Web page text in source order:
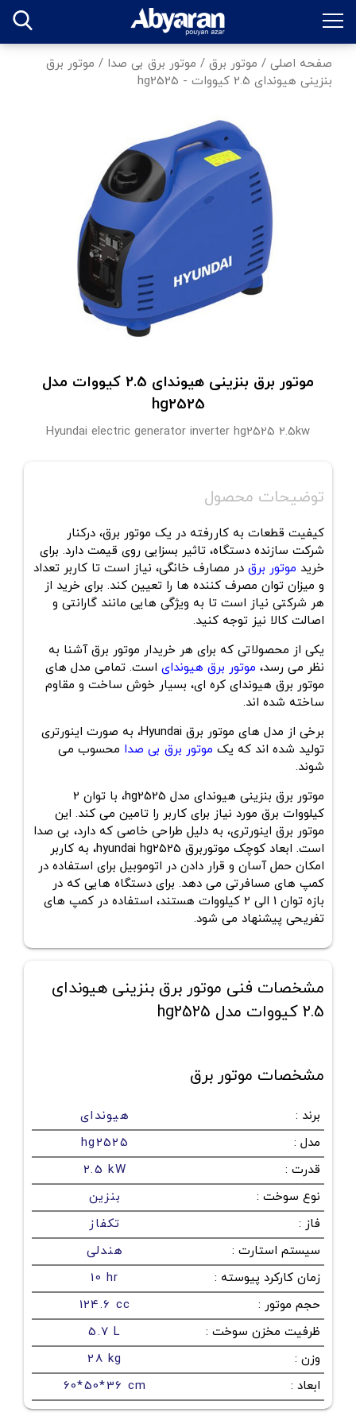
صفحه اصلی / موتور برق / موتور برق بی صدا / موتور برق
بنزینی هیوندای 2.5 کیووات - hg2525
موتور برق بنزینی هیوندای 2.5 کیووات مدل
hg2525
Hyundai electric generator inverter hg2525 2.5kw
توضیحات محصول
کیفیت قطعات به کاررفته در یک موتور برق، درکنار
شرکت سازنده دستگاه، تاثیر بسزایی روی قیمت دارد. برای
خرید موتور برق در مصارف خانگی، نیاز است تا کاربر تعداد
و میزان توان مصرف کننده ها را تعیین کند. برای خرید از
هر شرکتی نیاز است تا به ویژگی هایی مانند گارانتی و
اصالت کالا نیز توجه کنید.
یکی از محصولاتی که برای هر خریدار موتور برق آشنا به
نظر می رسد، موتور برق هیوندای است. تمامی مدل های
موتور برق هیوندای کره ای، بسیار خوش ساخت و مقاوم
ساخته شده اند.
برخی از مدل های موتور برق Hyundai، به صورت اینورتری
تولید شده اند که یک موتور برق بی صدا محسوب می
شوند.
موتور برق بنزینی هیوندای مدل hg2525، با توان 2
کیلووات برق مورد نیاز برای کاربر را تامین می کند. این
موتور برق اینورتری، به دلیل طراحی خاصی که دارد، بی صدا
است. ابعاد کوچک موتوربرق hyundai hg2525، به کاربر
امکان حمل آسان و قرار دادن در اتوموبیل برای استفاده در
کمپ های مسافرتی می دهد. برای دستگاه هایی که در
بازه توان 1 الی 2 کیلووات هستند، استفاده در کمپ های
تفریحی پیشنهاد می شود.
مشخصات فنی موتور برق بنزینی هیوندای
2.5 کیووات مدل hg2525
مشخصات موتور برق
برند :
هیوندای
مدل :
hg2525
قدرت :
2.5 kW
نوع سوخت :
بنزین
فاز :
تکفاز
سیستم استارت :
هندلی
زمان کارکرد پیوسته :
10 hr
حجم موتور :
124.6 cc
ظرفیت مخزن سوخت :
5.7 L
وزن :
28 kg
ابعاد :
60*50*36 cm